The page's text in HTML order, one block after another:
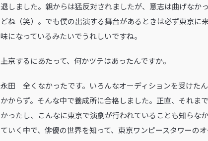
退しました。親からは猛反対されましたが、意志は曲げなか
どね（笑）。でも僕の出演する舞台があるときは必ず東京
味になっているみたいでうれしいですね。
――上京するにあたって、何かツテはあったんですか。
永田 全くなかったです。いろんなオーディションを受けた
かからず。そんな中で養成所に合格しました。正直、それま
かったし、こんなに東京で演劇が行われていることも知らな
ていく中で、俳優の世界を知って、東京ワンピースタワーの